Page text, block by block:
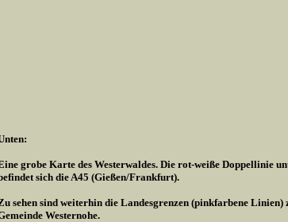
grobe Karte des Westerwaldes. Die rot-weiße Doppellinie
sich die A45 (Gießen/Frankfurt).
sehen sind weiterhin die Landesgrenzen (pinkfarbene
Westernohe.